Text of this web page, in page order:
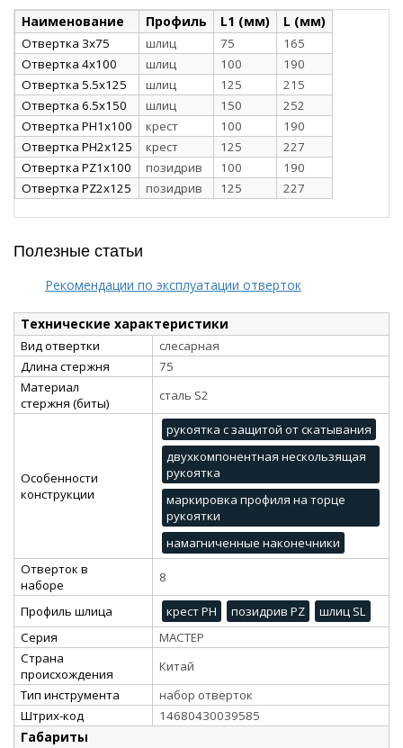
Наименование
Профиль L1 (мм) L (мм)
Отвертка 3х75 шлиц 75
165
Отвертка 4х100
шлиц 100
190
Отвертка 5.5х125
шлиц 125
215
Отвертка 6.5х150
шлиц 150
252
Отвертка PH1х100
крест 100
190
Отвертка PH2х125
крест 125
227
Отвертка PZ1х100
позидрив 100
190
Отвертка PZ2х125
позидрив 125 227
Полезные статьи
Рекомендации по эксплуатации отверток
Технические характеристики
Вид отвертки
слесарная
Длина стержня
75
Материал
стержня (биты)
сталь S2
Особенности
конструкции
рукоятка с защитой от скатывания
двухкомпонентная нескользящая
рукоятка
маркировка профиля на торце
рукоятки
намагниченные наконечники
Отверток в
наборе
8
Профиль шлица крест PH позидрив PZ
шлиц SL
Серия
МАСТЕР
Страна
происхождения
Китай
Тип инструмента
набор отверток
Штрих-код
14680430039585
Габариты